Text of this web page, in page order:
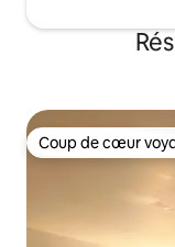
Coup de cœur
Coup de cœur